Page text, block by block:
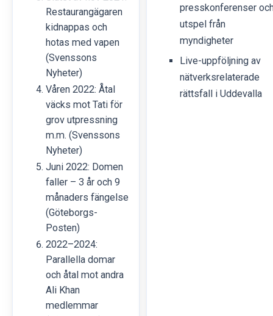
Restaurangägaren
kidnappas och
hotas med vapen
(Svenssons
Nyheter)
Våren 2022: Åtal
väcks mot Tati för
grov utpressning
m.m. (Svenssons
Nyheter)
Juni 2022: Domen
faller – 3 år och 9
månaders fängelse
(Göteborgs-
Posten)
2022–2024:
Parallella domar
och åtal mot andra
Ali Khan
medlemmar
presskonferenser
utspel från
myndigheter
Live-uppföljning av
nätverksrelaterade
rättsfall i Uddevalla